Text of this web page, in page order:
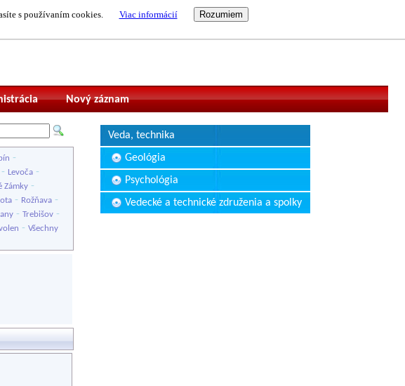
s používaním cookies. Viac informácií
Nový záznam
-
- Levoča -
Zámky -
- Rožňava -
- Trebišov -
- Všechny
Veda, technika
Geológia
Psychológia
Vedecké a technické združenia a spolky